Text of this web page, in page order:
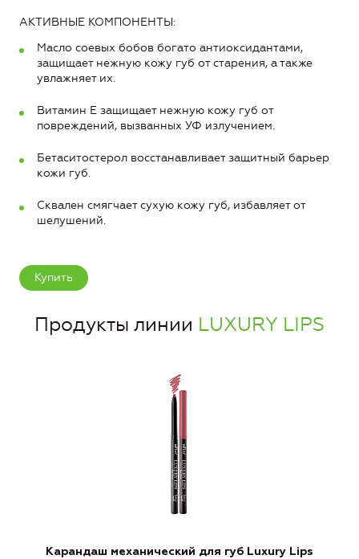
АКТИВНЫЕ КОМПОНЕНТЫ:
Масло соевых бобов богато антиоксидантами,
защищает нежную кожу губ от старения, а также
увлажняет их.
Витамин Е защищает нежную кожу губ от
повреждений, вызванных УФ излучением.
Бетаситостерол восстанавливает защитный барьер
кожи губ.
Сквален смягчает сухую кожу губ, избавляет от
шелушений.
Купить
Продукты линии LUXURY LIPS
Карандаш механический для губ Luxury Lips